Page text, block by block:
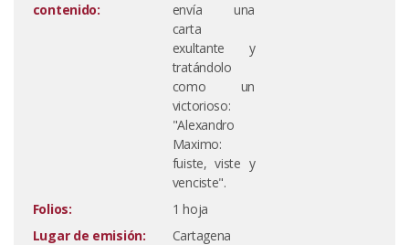
contenido:
envía una
carta
exultante y
tratándolo
como un
victorioso:
"Alexandro
Maximo:
fuiste, viste y
venciste".
Folios:
1 hoja
Lugar de emisión:
Cartagena